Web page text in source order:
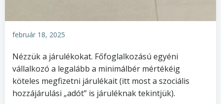
február 18, 2025
Nézzük a járulékokat. Főfoglalkozású egyéni
vállalkozó a legalább a minimálbér mértékéig
köteles megfizetni járulékait (itt most a szociális
hozzájárulási „adót” is járuléknak tekintjük).